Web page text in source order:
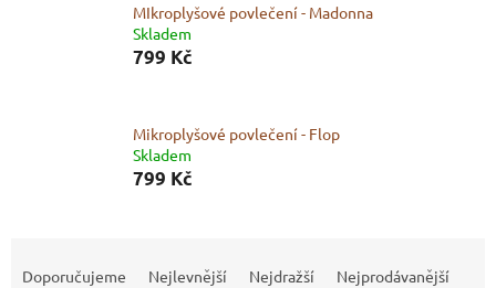
MIkroplyšové povlečení - Madonna
Skladem
799 Kč
Mikroplyšové povlečení - Flop
Skladem
799 Kč
Doporučujeme Nejlevnější Nejdražší Nejprodávanější